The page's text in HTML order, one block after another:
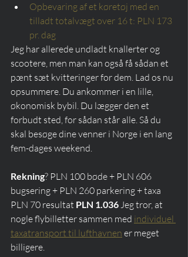
Opbevaring af et køretøj med en
tilladt totalvægt over 16 t: PLN 173
pr. dag
Jeg har allerede undladt knallerter og
scootere, men man kan også få sådan et
pænt sæt kvitteringer for dem. Lad os nu
opsummere. Du ankommer i en lille,
økonomisk bybil. Du lægger den et
forbudt sted, for sådan står alle. Så du
skal besøge dine venner i Norge i en lang
fem-dages weekend.
Rekning? PLN 100 bøde + PLN 606
bugsering + PLN 260 parkering + taxa
PLN 70 resultat PLN 1.036 Jeg tror, at
nogle flybilletter sammen med individuel
taxatransport til lufthavnen er meget
billigere.